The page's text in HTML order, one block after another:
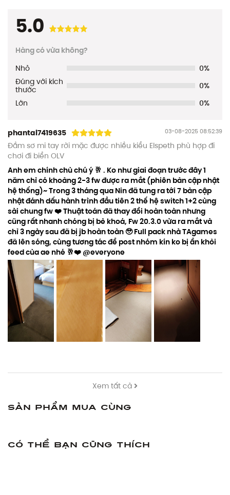
5.0
Hàng có vừa không?
Nhỏ
0%
Đúng với kích
thước
0%
Lớn
0%
phantai7419635 03-08-2025 08:52:39
Đầm sơ mi tay rời mặc được nhiều kiểu Elspeth phù hợp đi
chơi đi biển OLV
Anh em chính chủ chú ý 🥂 . Ko như giai đoạn trước đây 1
năm chỉ có khoảng 2-3 fw được ra mắt (phiên bản cập nhật
hệ thống)~ Trong 3 tháng qua Nin đã tung ra tới 7 bản cập
nhật đánh dấu hành trình đầu tiên 2 thế hệ switch 1+2 cùng
sài chung fw ❤️ Thuật toán đã thay đổi hoàn toàn nhưng
cũng rất nhanh chóng bị bẻ khoá, Fw 20.3.0 vừa ra mắt và
chỉ 3 ngày sau đã bị jb hoàn toàn 🥹 Full pack nhà TAgames
đã lên sóng, cùng tương tác để post nhóm kín ko bị ẩn khỏi
feed của ae nhé 🥂❤️ @everyone
Xem tất cả
Sản phẩm mua cùng
Có thể bạn cũng thích